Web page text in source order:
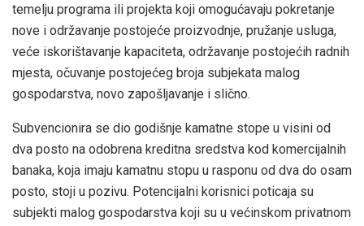
temelju programa ili projekta koji omogućavaju pokretanje
nove i održavanje postojeće proizvodnje, pružanje usluga,
veće iskorištavanje kapaciteta, održavanje postojećih radnih
mjesta, očuvanje postojećeg broja subjekata malog
gospodarstva, novo zapošljavanje i slično.
Subvencionira se dio godišnje kamatne stope u visini od
dva posto na odobrena kreditna sredstva kod komercijalnih
banaka, koja imaju kamatnu stopu u rasponu od dva do osam
posto, stoji u pozivu. Potencijalni korisnici poticaja su
subjekti malog gospodarstva koji su u većinskom privatnom